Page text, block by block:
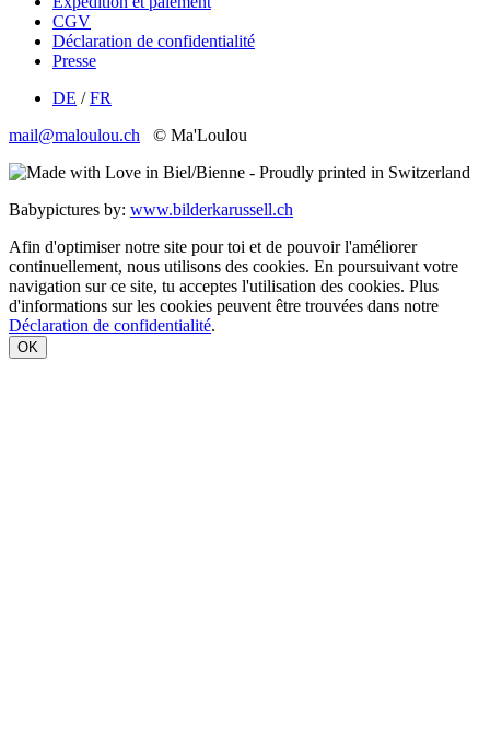
CGV
Déclaration de confidentialité
Presse
DE /FR
mail@maloulou.ch © Ma'Loulou
Babypictures by: www.bilderkarussell.ch
Afin d'optimiser notre site pour toi et de pouvoir l'améliorer
continuellement, nous utilisons des cookies. En poursuivant votre
navigation sur ce site, tu acceptes l'utilisation des cookies. Plus
d'informations sur les cookies peuvent être trouvées dans notre
Déclaration de confidentialité.
OK